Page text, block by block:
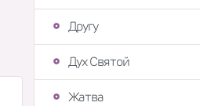
Другу
Дух Святой
Жатва